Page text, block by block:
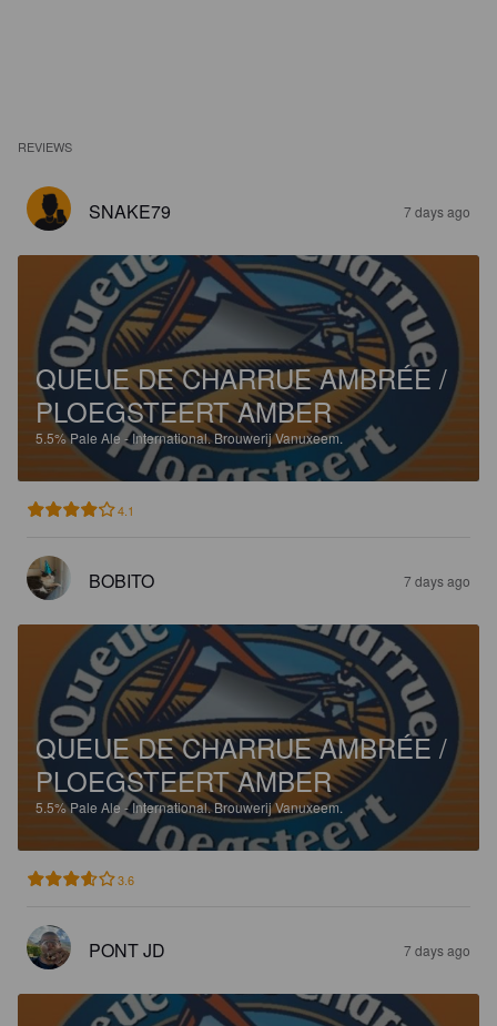
REVIEWS
SNAKE79 7 days ago
QUEUE DE CHARRUE AMBRÉE /
PLOEGSTEERT AMBER
5.5%Pale Ale - International.Brouwerij Vanuxeem.
4.1
BOBITO 7 days ago
QUEUE DE CHARRUE AMBRÉE /
PLOEGSTEERT AMBER
5.5%Pale Ale - International.Brouwerij Vanuxeem.
3.6
PONT JD 7 days ago